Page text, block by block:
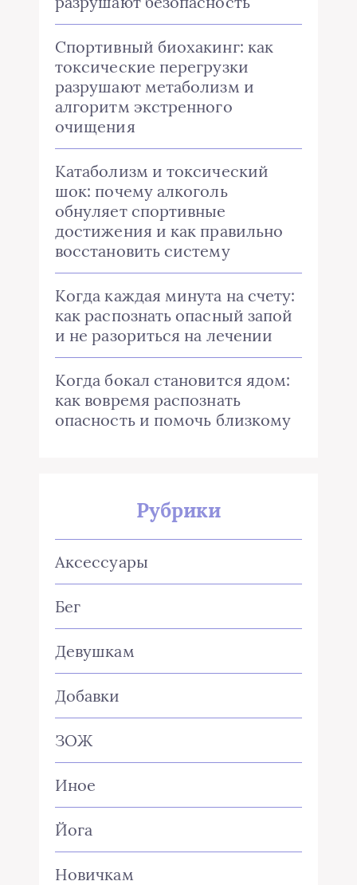
Спортивный биохакинг: как
токсические перегрузки
разрушают метаболизм и
алгоритм экстренного
очищения
Катаболизм и токсический
шок: почему алкоголь
обнуляет спортивные
достижения и как правильно
восстановить систему
Когда каждая минута на счету:
как распознать опасный запой
и не разориться на лечении
Когда бокал становится ядом:
как вовремя распознать
опасность и помочь близкому
Рубрики
Аксессуары
Бег
Девушкам
Добавки
ЗОЖ
Иное
Йога
Новичкам